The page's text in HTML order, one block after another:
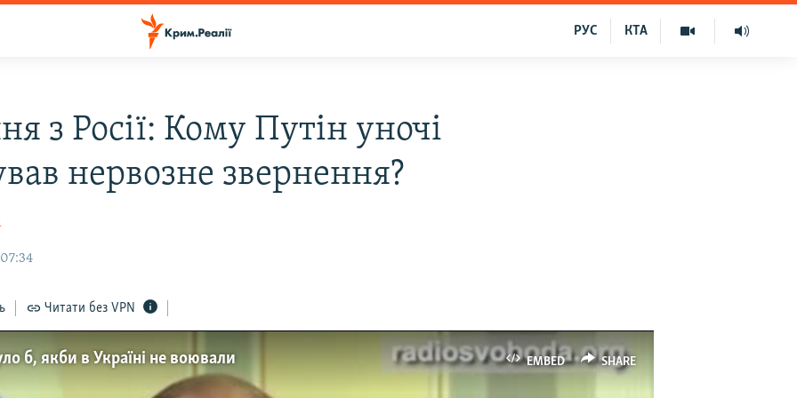
КТА
РУС
з Росії: Кому Путін уночі
нервозне звернення?
Читати без VPN
EMBED SHARE
б, якби в Україні не воювали